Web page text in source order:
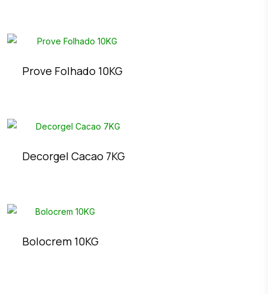
Prove Folhado 10KG
Decorgel Cacao 7KG
Bolocrem 10KG